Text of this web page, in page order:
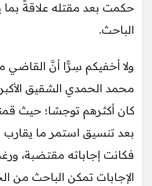
حكمت بعد مقتله علاقةً بما
الباحث.
ولا أخفيكم سِرًّا أنَّ
محمد الحمدي الشقيق
كان أكثرهم توجسًا؛ حيث
بعد تنسيق استمر ما يقارب
فكانت إجاباته مقتضبة،
الإجابات تمكن الباحث من